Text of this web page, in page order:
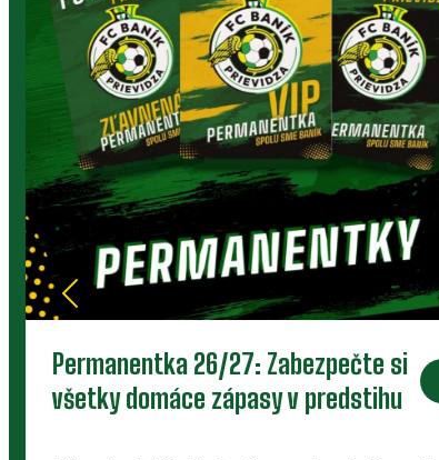
môžu dobre poslúžiť niekomu ďalšiemu.
Klubový bazár prepája rodičov, členov a ľudí
okolo Baníka.